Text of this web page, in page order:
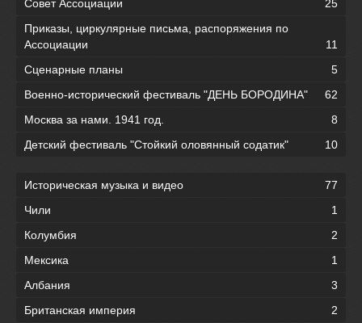
Совет Ассоциации
25
Приказы, циркулярные письма, распоряжения по
Ассоциации
11
Сценарные планы
5
Военно-исторический фестиваль "ДЕНЬ БОРОДИНА"
62
Москва за нами. 1941 год.
8
Детский фестиваль "Стойкий оловянный содатик"
10
Историческая музыка и видео
77
Чили
1
Колумбия
2
Мексика
1
Албания
3
Британская империя
2